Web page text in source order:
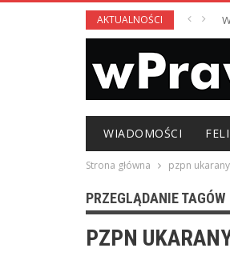
AKTUALNOŚCI
WIADOMOŚCI
Strona główna pzpn ukarany
PRZEGLĄDANIE TAGÓW
PZPN